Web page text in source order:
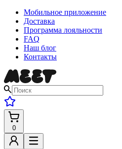
Мобильное приложение
Доставка
Программа лояльности
FAQ
Наш блог
Контакты
0